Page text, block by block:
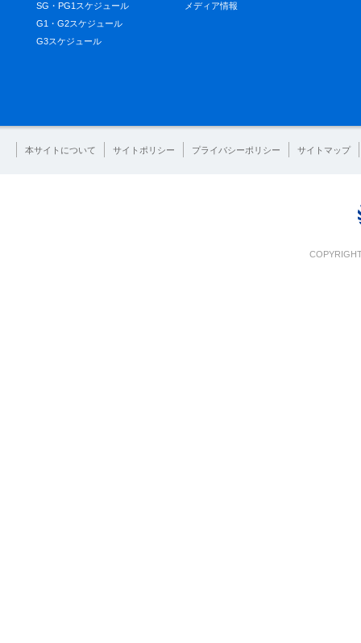
SG・PG1スケジュール
G1・G2スケジュール
G3スケジュール
メディア情報
本サイトについて サイトポリシー プライバシーポリシー サイトマップ